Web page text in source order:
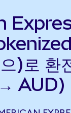
)로 환
AUD)